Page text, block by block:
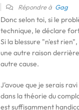
Répondre à Gag
Donc selon toi, si le
technique, le déclare
Si la blessure "n'est
une autre raison
autre cause.
J'avoue que je serais
dans la théorie du
est suffisamment